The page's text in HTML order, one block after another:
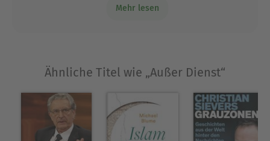
Beiträge zum Verständnis unserer Welt« (2010)
und ist dabei durchaus selbstkritisch.
Mehr lesen
Ähnliche Titel wie „Außer Dienst“